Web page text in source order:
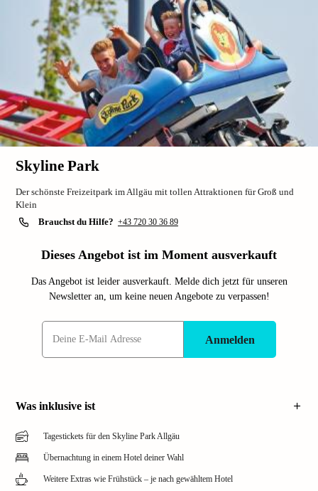
Skyline Park
Der schönste Freizeitpark im Allgäu mit tollen Attraktionen für Groß und
Klein
Brauchst du Hilfe? +43 720 30 36 89
Dieses Angebot ist im Moment ausverkauft
Das Angebot ist leider ausverkauft. Melde dich jetzt für unseren
Newsletter an, um keine neuen Angebote zu verpassen!
Anmelden
Was inklusive ist
Tagestickets für den Skyline Park Allgäu
Übernachtung in einem Hotel deiner Wahl
Weitere Extras wie Frühstück – je nach gewähltem Hotel